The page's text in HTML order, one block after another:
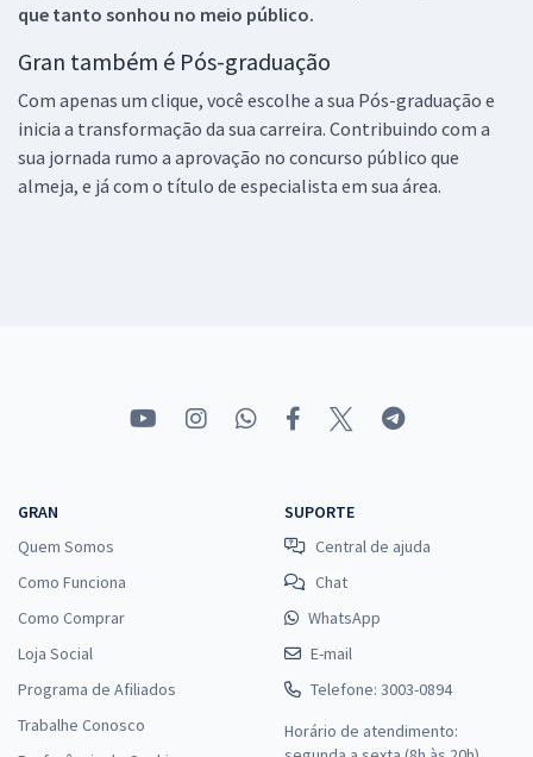
que tanto sonhou no meio público.
Gran também é Pós-graduação
Com apenas um clique, você escolhe a sua Pós-graduação e
inicia a transformação da sua carreira. Contribuindo com a
sua jornada rumo a aprovação no concurso público que
almeja, e já com o título de especialista em sua área.
GRAN
Quem Somos
Como Funciona
Como Comprar
Loja Social
Programa de Afiliados
Trabalhe Conosco
SUPORTE
Central de ajuda
Chat
WhatsApp
E-mail
Telefone: 3003-0894
Horário de atendimento: